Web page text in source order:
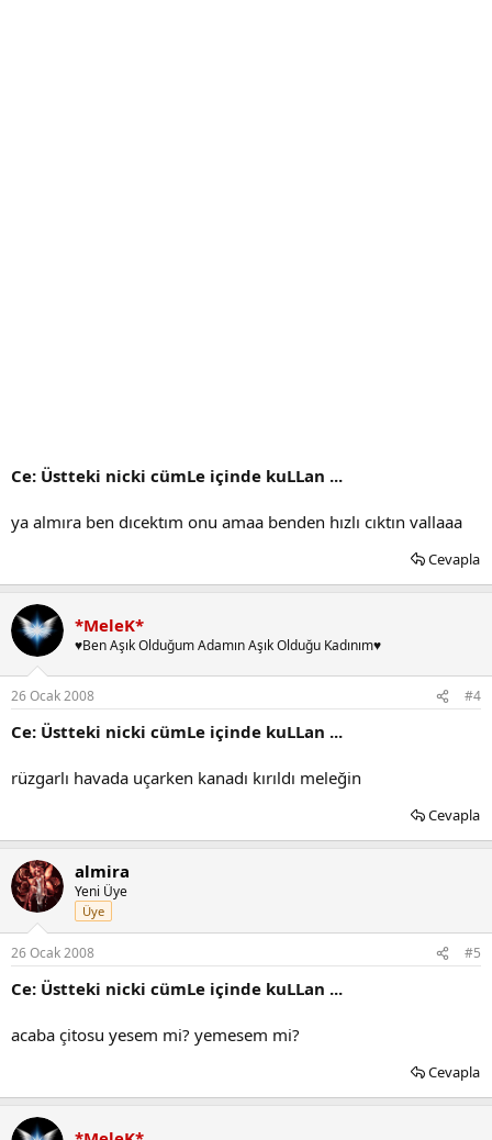
Ce: Üstteki nicki cümLe içinde kuLLan ...
ya almıra ben dıcektım onu amaa benden hızlı cıktın vallaaa
Cevapla
*MeleK*
♥Ben Aşık Olduğum Adamın Aşık Olduğu Kadınım♥
26 Ocak 2008 #4
Ce: Üstteki nicki cümLe içinde kuLLan ...
rüzgarlı havada uçarken kanadı kırıldı meleğin
Cevapla
almira
Yeni Üye
Üye
26 Ocak 2008 #5
Ce: Üstteki nicki cümLe içinde kuLLan ...
acaba çitosu yesem mi? yemesem mi?
Cevapla